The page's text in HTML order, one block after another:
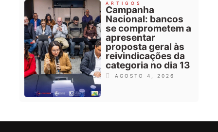
ARTIGOS
Campanha
Nacional: bancos
se comprometem a
apresentar
proposta geral às
reivindicações da
categoria no dia 13
AGOSTO 4, 2026